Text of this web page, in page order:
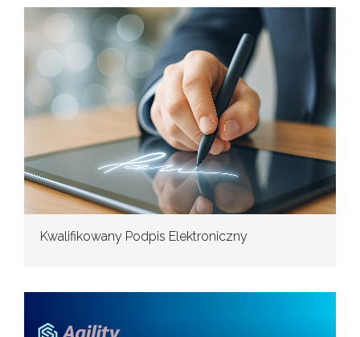
Kwalifikowany Podpis Elektroniczny